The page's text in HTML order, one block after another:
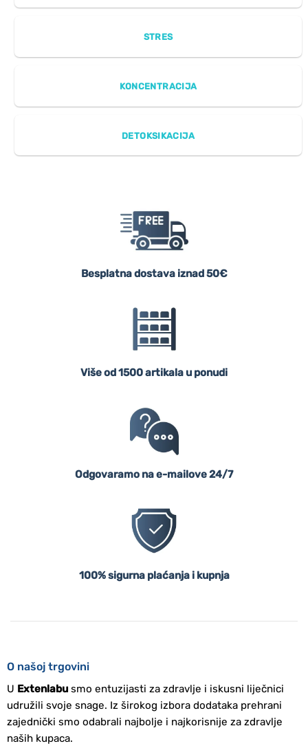
STRES
KONCENTRACIJA
DETOKSIKACIJA
Besplatna dostava iznad 50€
Više od 1500 artikala u ponudi
Odgovaramo na e-mailove 24/7
100% sigurna plaćanja i kupnja
O našoj trgovini
U Extenlabusmo entuzijasti za zdravlje i iskusni liječnici
udružili svoje snage. Iz širokog izbora dodataka prehrani
zajednički smo odabrali najbolje i najkorisnije za zdravlje
naših kupaca.